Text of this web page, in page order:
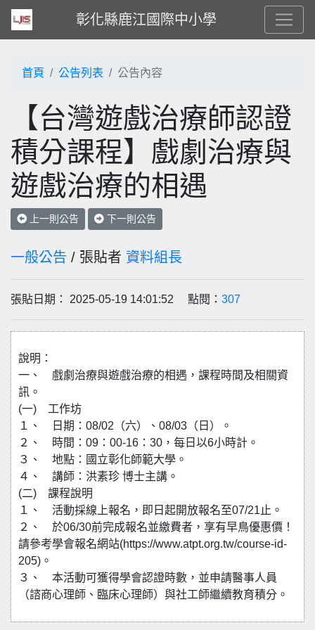
彰化縣鹿江國際中小學
首頁 公告列表 公告內容
【台灣遊戲治療師認證
積分課程】戲劇治療與
遊戲治療的相遇
上一則公告 下一則公告
一般公告 / 張貼者 資料組長
張貼日期： 2025-05-19 14:01:52 點閱： 307
說明：
一、 戲劇治療與遊戲治療的相遇，課程時間及相關資
訊。
(一) 工作坊
１、 日期：08/02（六）、08/03（日）。
２、 時間：09：00-16：30，每日以6小時計。
３、 地點：國立彰化師範大學。
４、 講師：洪素珍 博士主講。
(二) 課程說明
１、 活動採線上報名，即日起開放報名至07/21止。
２、 於06/30前完成報名並繳費者，享有早鳥優惠價！
請參考學會報名網站(https://www.atpt.org.tw/course-id-
205)。
３、 本活動可獲得學會認證時數，並申請醫事人員
（諮商心理師、臨床心理師）與社工師繼續教育積分。